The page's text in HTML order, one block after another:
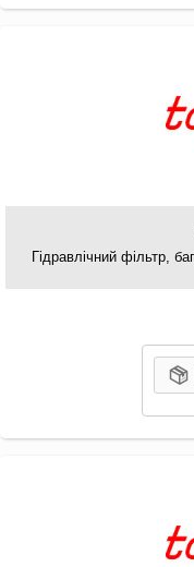
Гідравлічний фільтр,